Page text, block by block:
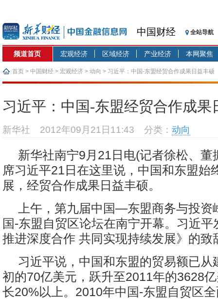
中国财经 全站导航
频道首页 宏观经济 区域经济 产业经济 本网聚焦
首页 > 中国财经 > 宏观经济 > 动向 > 习近平：中国-东盟经贸合作成果日益丰硕
习近平：中国-东盟经贸合作成果
新华社 2012年09月21日11:43 分类： 动向
新华社南宁9月21日电(记者徐松、董
席习近平21日在这里说，中国和东盟始
展，经贸合作成果日益丰硕。
上午，第九届中国—东盟商务与投资
国-东盟自贸区论坛在南宁开幕。习近平
推进深度合作 共同实现持续发展》的致
习近平说，中国和东盟的贸易额已从
初的70亿美元，跃升至2011年的3628
长20%以上。2010年中国-东盟自贸区